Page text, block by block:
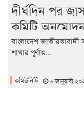
দীর্ঘদিন পর
কমিটি
বাংলাদেশ জাতীয়তাবাদী
শাখার পূর্ণাঙ...
কমিউনিটি ৬ জানুয়ারী